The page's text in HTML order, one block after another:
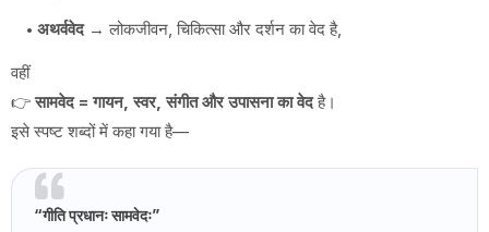
अथर्ववेद→ लोकजीवन, चिकित्सा और दर्शन का वेद है,
वहीं
👉सामवेद = गायन, स्वर, संगीत और उपासना का वेदहै।
इसे स्पष्ट शब्दों में कहा गया है—
“गीति प्रधानः सामवेदः”